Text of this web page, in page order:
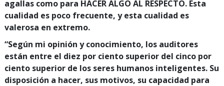
agallas como para HACER ALGO AL RESPECTO. Esta
cualidad es poco frecuente, y esta cualidad es
valerosa en extremo.
“Según mi opinión y conocimiento, los auditores
están entre el diez por ciento superior del cinco por
ciento superior de los seres humanos inteligentes. Su
disposición a hacer, sus motivos, su capacidad para